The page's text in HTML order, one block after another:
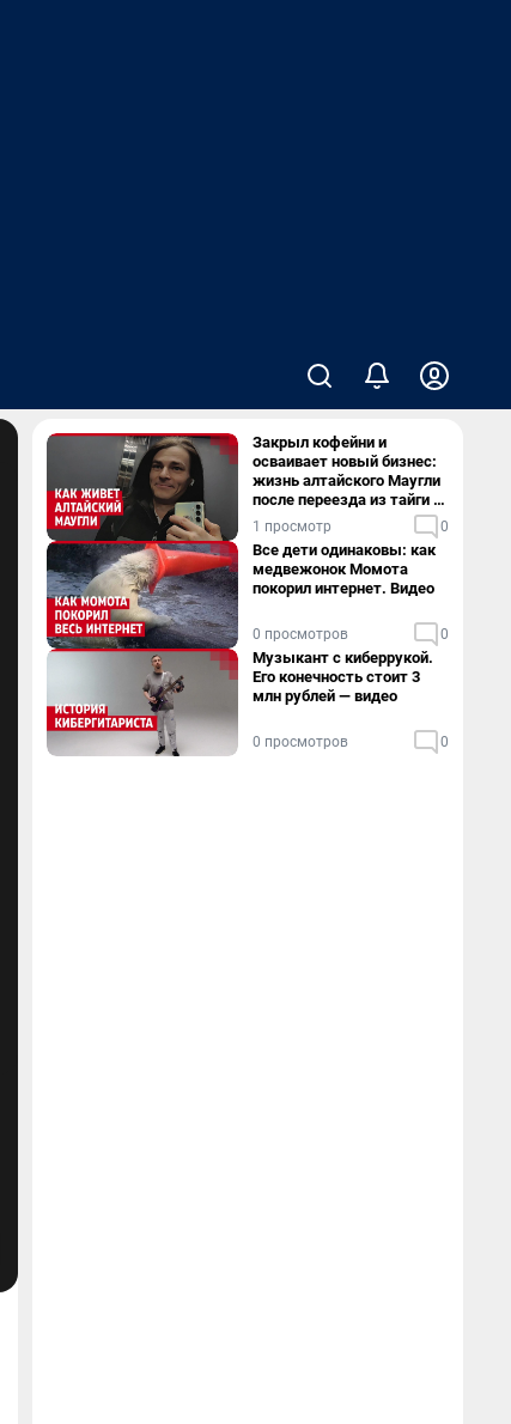
Закрыл кофейни и
осваивает новый бизнес:
жизнь алтайского Маугли
после переезда из тайги в
столицу
1 просмотр 0
Все дети одинаковы: как
медвежонок Момота
покорил интернет. Видео
0 просмотров 0
Музыкант с киберрукой.
Его конечность стоит 3
млн рублей — видео
0 просмотров 0